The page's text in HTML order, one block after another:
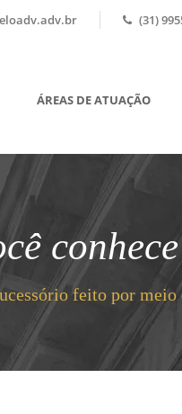
(31)
ÁREAS DE ATUAÇÃO
feito por meio